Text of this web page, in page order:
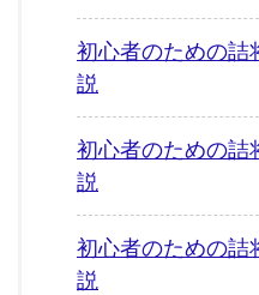
初心者のための
説
初心者のための
説
初心者のための
説